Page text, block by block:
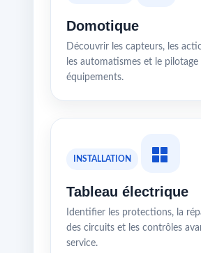
Domotique
Découvrir les capteurs, les
les automatismes et le pilotage
équipements.
INSTALLATION
Tableau électrique
Identifier les protections, la
des circuits et les contrôles
service.